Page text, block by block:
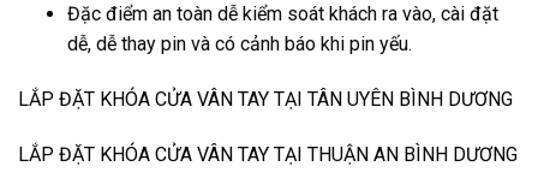
Đặc điểm an toàn dễ kiểm soát khách ra vào, cài đặt
dễ, dễ thay pin và có cảnh báo khi pin yếu.
LẮP ĐẶT KHÓA CỬA VÂN TAY TẠI TÂN UYÊN BÌNH DƯƠNG
LẮP ĐẶT KHÓA CỬA VÂN TAY TẠI THUẬN AN BÌNH DƯƠNG